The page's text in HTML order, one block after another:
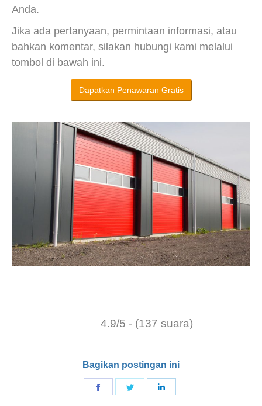
Anda.
Jika ada pertanyaan, permintaan informasi, atau
bahkan komentar, silakan hubungi kami melalui
tombol di bawah ini.
Dapatkan Penawaran Gratis
4.9/5 - (137 suara)
Bagikan postingan ini
Bagikan Bagikan